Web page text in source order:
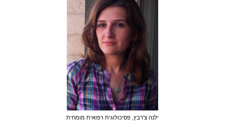
ילנה צ'רבץ, פסיכולוגית רפואית מומחית